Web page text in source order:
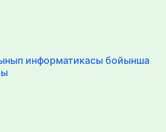
информатикасы бойынша